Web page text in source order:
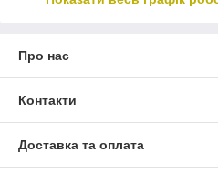
Про нас
Контакти
Доставка та оплата